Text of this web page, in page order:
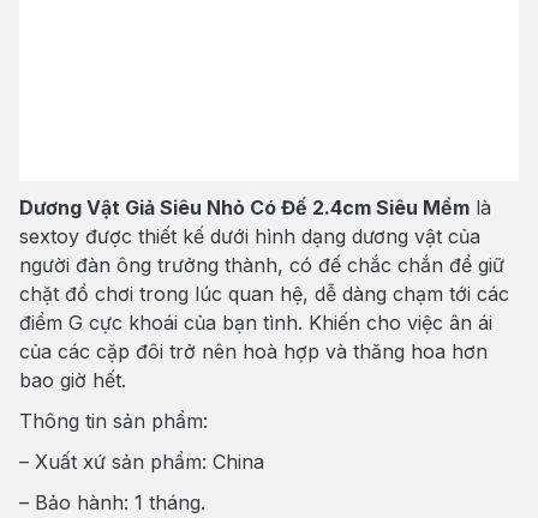
Dương Vật Giả Siêu Nhỏ Có Đế 2.4cm Siêu Mềm là
sextoy được thiết kế dưới hình dạng dương vật của
người đàn ông trưởng thành, có đế chắc chắn để giữ
chặt đồ chơi trong lúc quan hệ, dễ dàng chạm tới các
điểm G cực khoái của bạn tình. Khiến cho việc ân ái
của các cặp đôi trở nên hoà hợp và thăng hoa hơn
bao giờ hết.
Thông tin sản phẩm:
– Xuất xứ sản phẩm: China
– Bảo hành: 1 tháng.